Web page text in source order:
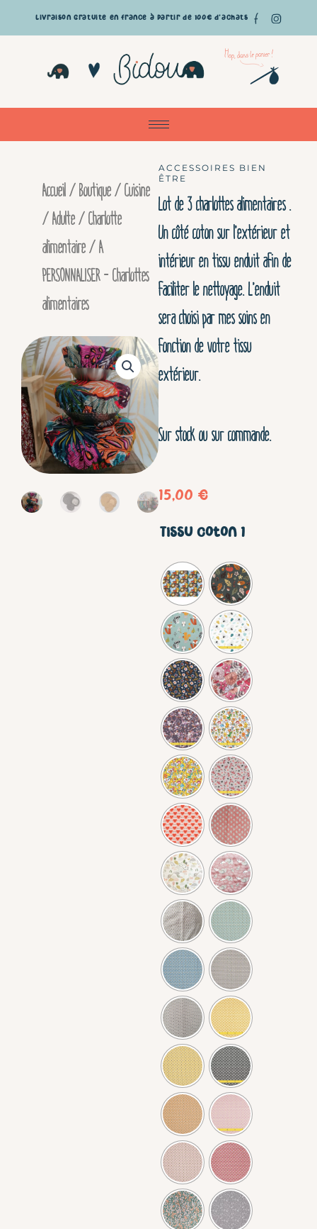
Aller
au
contenu
Livraison gratuite en France à partir de 100€ d'achats
Accueil/Boutique/Cuisine
/ Adulte/Charlotte
alimentaire/ A
PERSONNALISER – Charlottes
alimentaires
ACCESSOIRES BIEN
ÊTRE
Lot de 3 charlottes alimentaires .
Un côté coton sur l’extérieur et
intérieur en tissu enduit afin de
faciliter le nettoyage. L’enduit
sera choisi par mes soins en
fonction de votre tissu
extérieur.
Sur stock ou sur commande.
15,00 €
Tissu coton 1
quantité
A
PERSONNALISER
-
Charlottes
alimentaires